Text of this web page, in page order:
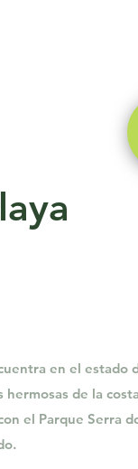
en el estado
hermosas de la
el Parque Serra